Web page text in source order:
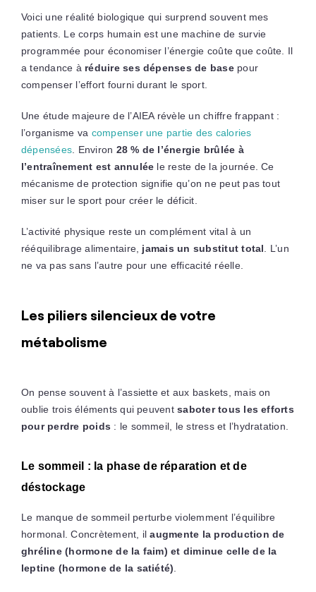
Voici une réalité biologique qui surprend souvent mes
patients. Le corps humain est une machine de survie
programmée pour économiser l’énergie coûte que coûte. Il
a tendance à réduire ses dépenses de basepour
compenser l’effort fourni durant le sport.
Une étude majeure de l’AIEA révèle un chiffre frappant :
l’organisme va compenser une partie des calories
dépensées . Environ 28 % de l’énergie brûlée à
l’entraînement est annulée le reste de la journée. Ce
mécanisme de protection signifie qu’on ne peut pas tout
miser sur le sport pour créer le déficit.
L’activité physique reste un complément vital à un
rééquilibrage alimentaire, jamais un substitut total . L’un
ne va pas sans l’autre pour une efficacité réelle.
Les piliers silencieux de votre
métabolisme
On pense souvent à l’assiette et aux baskets, mais on
oublie trois éléments qui peuventsaboter tous les efforts
pour perdre poids : le sommeil, le stress et l’hydratation.
Le sommeil : la phase de réparation et de
déstockage
Le manque de sommeil perturbe violemment l’équilibre
hormonal. Concrètement, ilaugmente la production de
ghréline (hormone de la faim) et diminue celle de la
leptine (hormone de la satiété)